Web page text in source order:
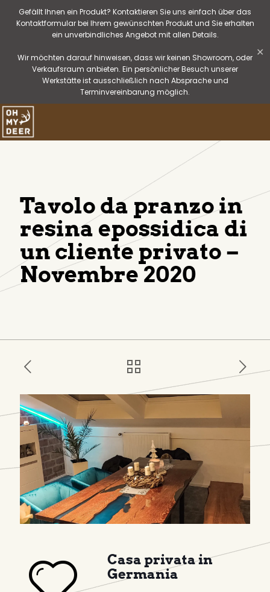
Gefällt Ihnen ein Produkt? Kontaktieren Sie uns einfach über das
Kontaktformular bei Ihrem gewünschten Produkt und Sie erhalten
ein unverbindliches Angebot mit allen Details.
Wir möchten darauf hinweisen, dass wir keinen Showroom, oder
Verkaufsraum anbieten. Ein persönlicher Besuch unserer
Werkstätte ist ausschließlich nach Absprache und
Terminvereinbarung möglich.
✕
Tavolo da pranzo in
resina epossidica di
un cliente privato –
Novembre 2020
Casa privata in
Germania